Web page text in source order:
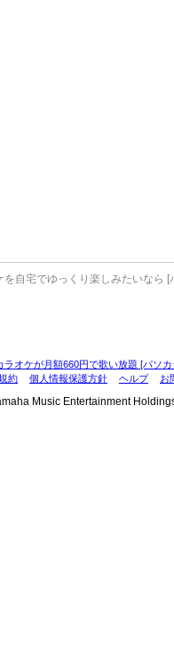
を自宅でゆっくり楽しみたいなら [
ラオケが月額660円で歌い放題 [パソ
約 個人情報保護方針 ヘルプ お
Music Entertainment